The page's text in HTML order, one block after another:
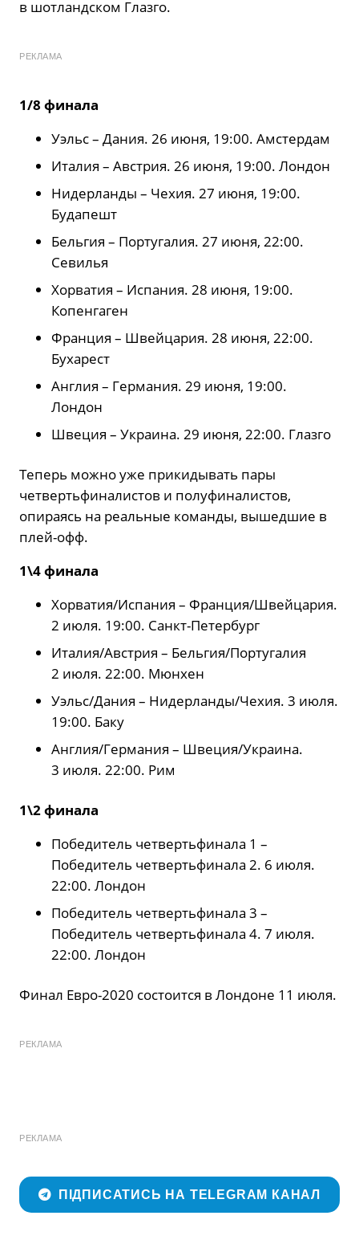
в шотландском Глазго.
РЕКЛАМА
1/8 финала
Уэльс – Дания. 26 июня, 19:00. Амстердам
Италия – Австрия. 26 июня, 19:00. Лондон
Нидерланды – Чехия. 27 июня, 19:00.
Будапешт
Бельгия – Португалия. 27 июня, 22:00.
Севилья
Хорватия – Испания. 28 июня, 19:00.
Копенгаген
Франция – Швейцария. 28 июня, 22:00.
Бухарест
Англия – Германия. 29 июня, 19:00.
Лондон
Швеция – Украина. 29 июня, 22:00. Глазго
Теперь можно уже прикидывать пары
четвертьфиналистов и полуфиналистов,
опираясь на реальные команды, вышедшие в
плей-офф.
1\4 финала
Хорватия/Испания – Франция/Швейцария.
2 июля. 19:00. Санкт-Петербург
Италия/Австрия – Бельгия/Португалия
2 июля. 22:00. Мюнхен
Уэльс/Дания – Нидерланды/Чехия. 3 июля.
19:00. Баку
Англия/Германия – Швеция/Украина.
3 июля. 22:00. Рим
1\2 финала
Победитель четвертьфинала 1 –
Победитель четвертьфинала 2. 6 июля.
22:00. Лондон
Победитель четвертьфинала 3 –
Победитель четвертьфинала 4. 7 июля.
22:00. Лондон
Финал Евро-2020 состоится в Лондоне 11 июля.
РЕКЛАМА
РЕКЛАМА
ПІДПИСАТИСЬ НА TELEGRAM КАНАЛ